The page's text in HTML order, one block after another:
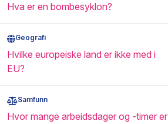
Hva er en bombesyklon?
Geografi
Hvilke europeiske land er ikke med i
EU?
Samfunn
Hvor mange arbeidsdager og -timer er